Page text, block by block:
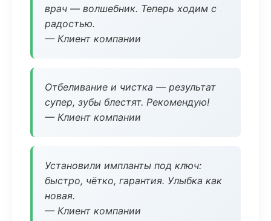
врач — волшебник. Теперь ходим с
радостью.
— Клиент компании
Отбеливание и чистка — результат
супер, зубы блестят. Рекомендую!
— Клиент компании
Установили импланты под ключ:
быстро, чётко, гарантия. Улыбка как
новая.
— Клиент компании